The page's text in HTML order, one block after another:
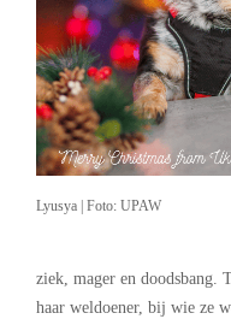
Lyusya | Foto: UPAW
ziek, mager en doodsbang.
haar weldoener, bij wie ze